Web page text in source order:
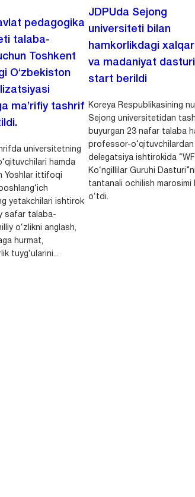
pedagogika
talaba-
Toshkent
O‘zbekiston
ma’rifiy tashrif
universitetning
hamda
Yoshlar ittifoqi
yetakchilari ishtirok
safar talaba-
o‘zlikni anglash,
hurmat,
tuyg‘ularini...
JDPUda Sejong
universiteti bilan
hamkorlikdagi
va madaniyat
start berildi
Koreya Respublikasining
Sejong universitetidan
buyurgan 23 nafar talaba
professor-
delegatsiya ishtirokida
Ko‘ngillilar Guruhi
tantanali ochilish marosimi
o‘tdi.